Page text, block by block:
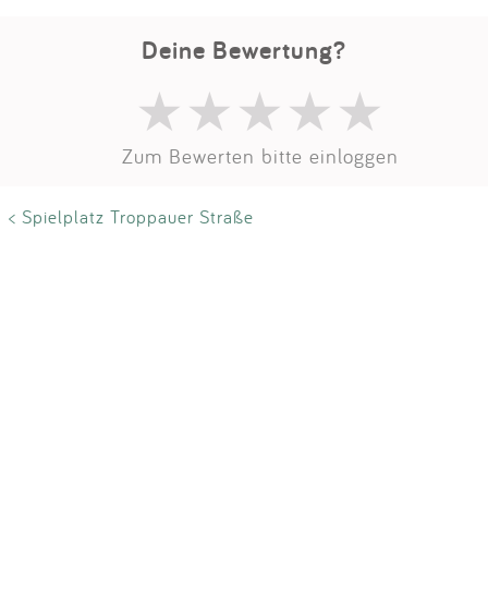
Deine Bewertung?
Zum Bewerten bitte einloggen
< Spielplatz Troppauer Straße